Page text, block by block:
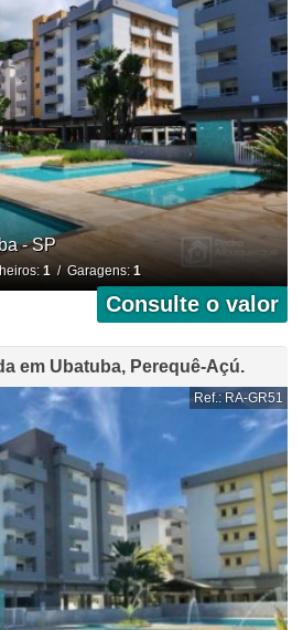
- SP
1 / Garagens: 1
Consulte o valor
em Ubatuba, Perequê-Açú.
Ref.: RA-GR51